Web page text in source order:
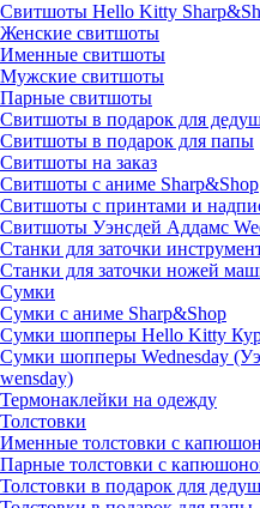
Cвитшоты Hello Kitty
Женские свитшоты
Именные свитшоты
Мужские свитшоты
Парные свитшоты
Свитшоты в подарок для
Свитшоты в подарок для папы
Свитшоты на заказ
Свитшоты с аниме Sharp&Shop
Свитшоты с принтами и
Свитшоты Уэнсдей Аддамс
Станки для заточки
Станки для заточки ножей
Сумки
Сумки с аниме Sharp&Shop
Сумки шопперы Hello Kitty
Сумки шопперы Wednesday
wensday)
Термонаклейки на одежду
Толстовки
Именные толстовки с
Парные толстовки с
Толстовки в подарок для